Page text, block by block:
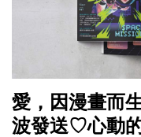
愛，因漫畫而
波發送♡心動的